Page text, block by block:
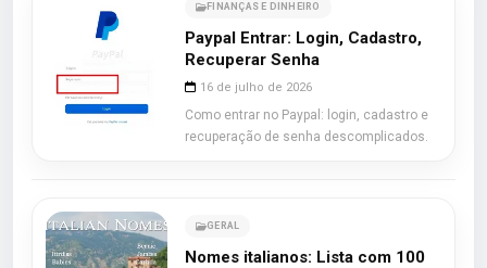
FINANÇAS E DINHEIRO
Paypal Entrar: Login, Cadastro,
Recuperar Senha
16 de julho de 2026
Como entrar no Paypal: login, cadastro e
recuperação de senha descomplicados.
GERAL
Nomes italianos: Lista com 100